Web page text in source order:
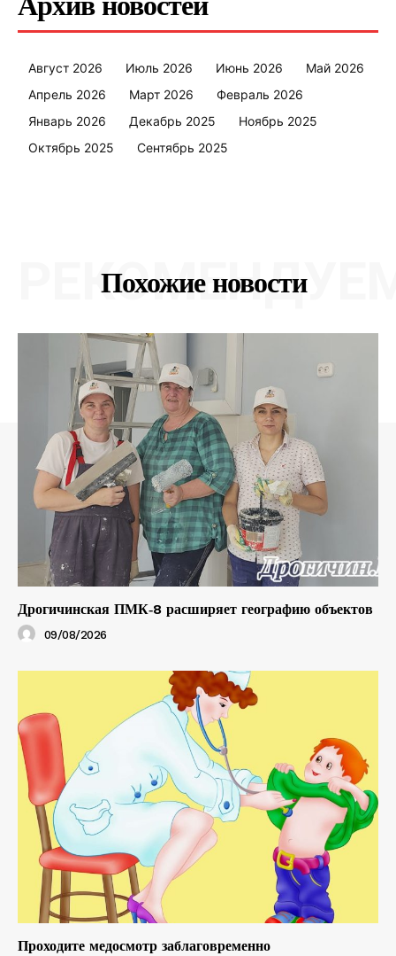
Август 2026 Июль 2026 Июнь 2026
Май 2026
Апрель 2026
Март 2026
Февраль 2026
Январь 2026
Декабрь 2025
Ноябрь 2025
Октябрь 2025
Сентябрь 2025
Похожие новости
Дрогичинская ПМК‑8 расширяет географию объектов
09/08/2026
Проходите медосмотр заблаговременно